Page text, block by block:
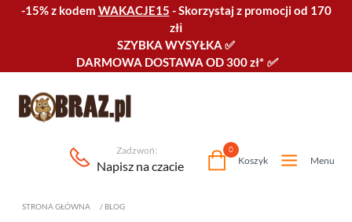
-15% z kodem WAKACJE15 -Skorzystaj z promocji od 170
złℹ️
SZYBKA WYSYŁKA ✅
DARMOWA DOSTAWA OD 300 zł* ✅
Zadzwoń:
Napisz na czacie Koszyk
0
Menu
STRONA GŁÓWNA / BLOG